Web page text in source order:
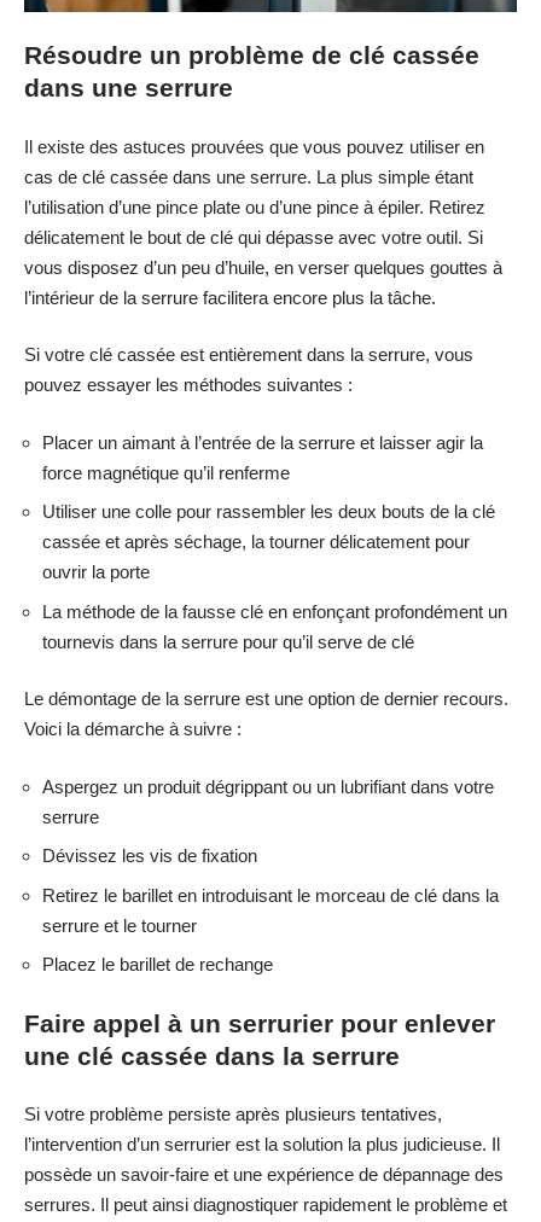
Résoudre un problème de clé cassée
dans une serrure
Il existe des astuces prouvées que vous pouvez utiliser en
cas de clé cassée dans une serrure. La plus simple étant
l’utilisation d’une pince plate ou d’une pince à épiler. Retirez
délicatement le bout de clé qui dépasse avec votre outil. Si
vous disposez d’un peu d’huile, en verser quelques gouttes à
l’intérieur de la serrure facilitera encore plus la tâche.
Si votre clé cassée est entièrement dans la serrure, vous
pouvez essayer les méthodes suivantes :
Placer un aimant à l’entrée de la serrure et laisser agir la
force magnétique qu’il renferme
Utiliser une colle pour rassembler les deux bouts de la clé
cassée et après séchage, la tourner délicatement pour
ouvrir la porte
La méthode de la fausse clé en enfonçant profondément un
tournevis dans la serrure pour qu’il serve de clé
Le démontage de la serrure est une option de dernier recours.
Voici la démarche à suivre :
Aspergez un produit dégrippant ou un lubrifiant dans votre
serrure
Dévissez les vis de fixation
Retirez le barillet en introduisant le morceau de clé dans la
serrure et le tourner
Placez le barillet de rechange
Faire appel à un serrurier pour enlever
une clé cassée dans la serrure
Si votre problème persiste après plusieurs tentatives,
l’intervention d’un serrurier est la solution la plus judicieuse. Il
possède un savoir-faire et une expérience de dépannage des
serrures. Il peut ainsi diagnostiquer rapidement le problème et